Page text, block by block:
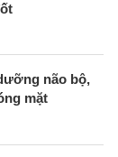
não bộ,
mặt